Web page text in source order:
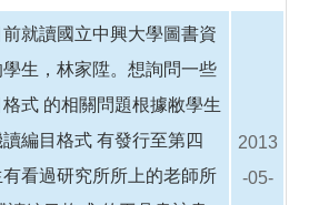
就讀國立中興大學圖書資
生，林家陞。想詢問一些
式 的相關問題根據敝學生
編目格式 有發行至第四
看過研究所所上的老師所
2013
-05-